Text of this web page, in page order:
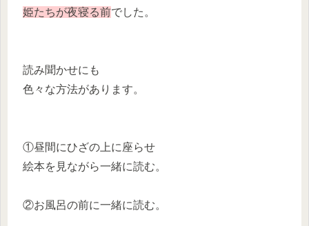
姫たちが夜寝る前でした。
読み聞かせにも
色々な方法があります。
①昼間にひざの上に座らせ
絵本を見ながら一緒に読む。
②お風呂の前に一緒に読む。